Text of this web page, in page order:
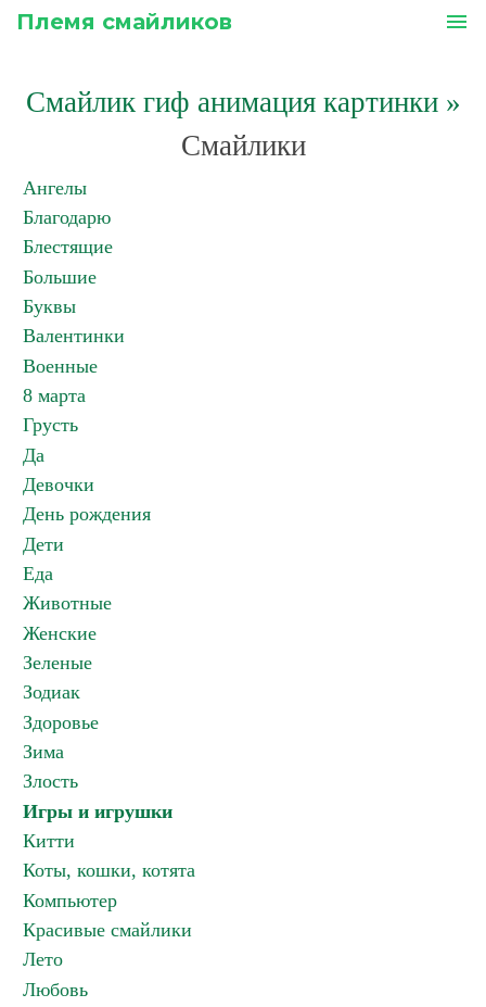
Племя смайликов menu
Смайлик гиф анимация картинки»
Смайлики
Ангелы
Благодарю
Блестящие
Большие
Буквы
Валентинки
Военные
8 марта
Грусть
Да
Девочки
День рождения
Дети
Еда
Животные
Женские
Зеленые
Зодиак
Здоровье
Зима
Злость
Игры и игрушки
Китти
Коты, кошки, котята
Компьютер
Красивые смайлики
Лето
Любовь